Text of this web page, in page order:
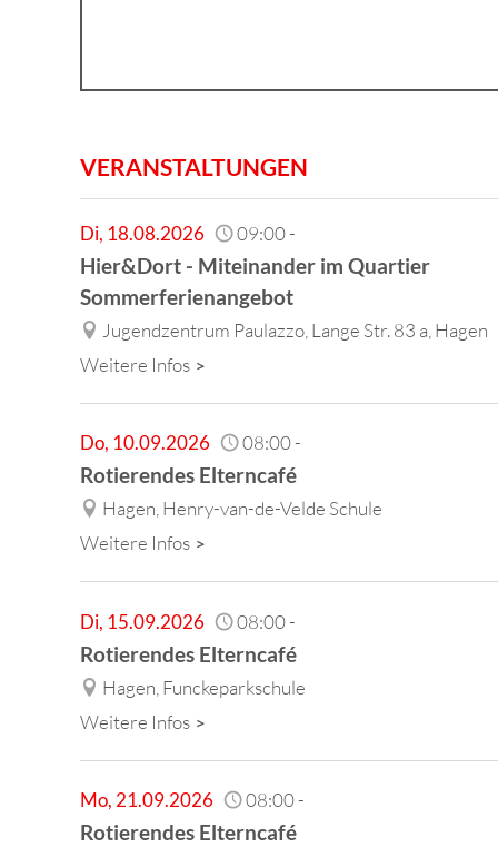
VERANSTALTUNGEN
Di, 18.08.2026 09:00-
Hier&Dort - Miteinander im Quartier
Sommerferienangebot
Jugendzentrum Paulazzo, Lange Str. 83 a, Hagen
Weitere Infos
Do, 10.09.2026 08:00-
Rotierendes Elterncafé
Hagen, Henry-van-de-Velde Schule
Weitere Infos
Di, 15.09.2026 08:00-
Rotierendes Elterncafé
Hagen, Funckeparkschule
Weitere Infos
Mo, 21.09.2026 08:00-
Rotierendes Elterncafé